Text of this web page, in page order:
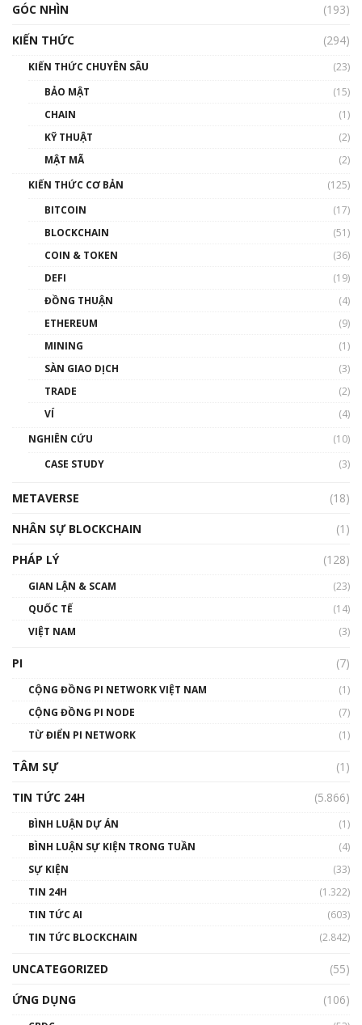
00:43:47
như thể nào?
00:39:31
Phổ cập Blockchain
thống & Crypto qua các cuộc chiến | Phổ cập
01:32:59
gió ấm
Talkshow 14: MemeCoin – Trò đùa tỷ đô
01:29:26
GÓC NHÌN
(193)
KIẾN THỨC
(294)
KIẾN THỨC CHUYÊN SÂU
(23)
BẢO MẬT
(15)
CHAIN
(1)
KỸ THUẬT
(2)
MẬT MÃ
(2)
KIẾN THỨC CƠ BẢN
(125)
BITCOIN
(17)
BLOCKCHAIN
(51)
COIN & TOKEN
(36)
DEFI
(19)
ĐỒNG THUẬN
(4)
ETHEREUM
(9)
MINING
(1)
SÀN GIAO DỊCH
(3)
TRADE
(2)
VÍ
(4)
NGHIÊN CỨU
(10)
CASE STUDY
(3)
METAVERSE
(18)
NHÂN SỰ BLOCKCHAIN
(1)
PHÁP LÝ
(128)
GIAN LẬN & SCAM
(23)
QUỐC TẾ
(14)
VIỆT NAM
(3)
PI (7)
CỘNG ĐỒNG PI NETWORK VIỆT NAM
(1)
CỘNG ĐỒNG PI NODE
(7)
TỪ ĐIỂN PI NETWORK
(1)
TÂM SỰ
(1)
TIN TỨC 24H
(5.866)
BÌNH LUẬN DỰ ÁN
(1)
BÌNH LUẬN SỰ KIỆN TRONG TUẦN
(4)
SỰ KIỆN
(33)
TIN 24H
(1.322)
TIN TỨC AI
(603)
TIN TỨC BLOCKCHAIN
(2.842)
UNCATEGORIZED
(55)
ỨNG DỤNG
(106)